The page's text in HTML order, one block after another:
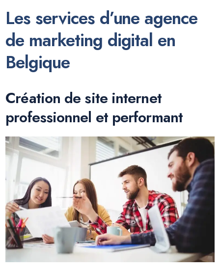
Les services d’une agence
de marketing digital en
Belgique
Création de site internet
professionnel et performant